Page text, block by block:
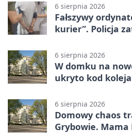
6 sierpnia 2026
Fałszywy
kurier”. Policja
6 sierpnia 2026
W domku na
ukryto kod
6 sierpnia 2026
Domowy chaos
Grybowie.